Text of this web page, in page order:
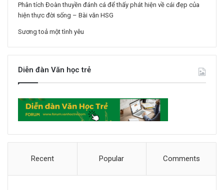
Phân tích Đoàn thuyền đánh cá để thấy phát hiện về cái đẹp của
hiện thực đời sống – Bài văn HSG
Sương toả một tình yêu
Diễn đàn Văn học trẻ
Recent Popular Comments